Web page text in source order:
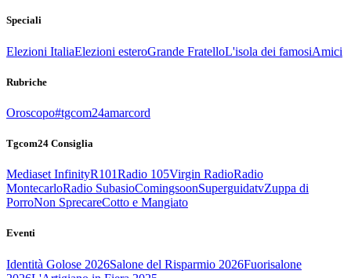
Speciali
Elezioni ItaliaElezioni esteroGrande FratelloL'isola dei famosiAmici
Rubriche
Oroscopo#tgcom24amarcord
Tgcom24 Consiglia
Mediaset InfinityR101Radio 105Virgin RadioRadio
MontecarloRadio SubasioComingsoonSuperguidatvZuppa di
PorroNon SprecareCotto e Mangiato
Eventi
Identità Golose 2026Salone del Risparmio 2026Fuorisalone